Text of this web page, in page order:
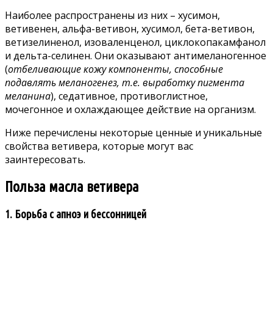
Наиболее распространены из них – хусимон,
ветивенен, альфа-ветивон, хусимол, бета-ветивон,
ветизелиненол, изоваленценол, циклокопакамфанол
и дельта-селинен. Они оказывают антимеланогенное
(отбеливающие кожу компоненты, способные
подавлять меланогенез, т.е. выработку пигмента
меланина), седативное, противоглистное,
мочегонное и охлаждающее действие на организм.
Ниже перечислены некоторые ценные и уникальные
свойства ветивера, которые могут вас
заинтересовать.
Польза масла ветивера
1. Борьба с апноэ и бессонницей